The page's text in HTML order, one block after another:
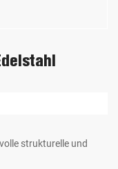
strukturelle und